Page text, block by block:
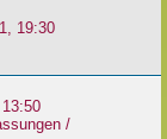
19:30
/